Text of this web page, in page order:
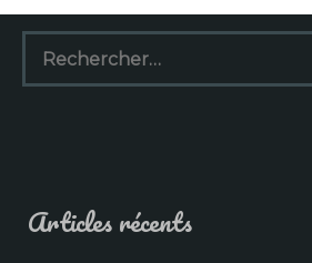
Rechercher :
Articles récents